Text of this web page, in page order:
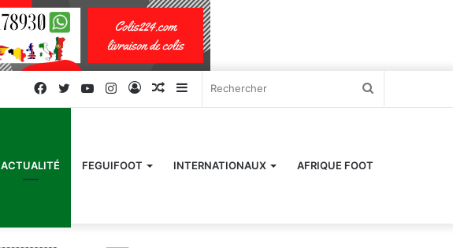
Sidebar
latérale)
Article
Connexion
Instagram
YouTube
Twitter
Facebook
ACTUALITÉ FEGUIFOOT INTERNATIONAUX AFRIQUE FOOT